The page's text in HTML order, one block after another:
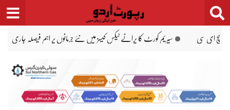
Skip
to
content
کراچی: ناردرن بائی پاس پر سیکیورٹی گارڈ نے بھارتی نیولا مار ڈالا دھرنے دینے